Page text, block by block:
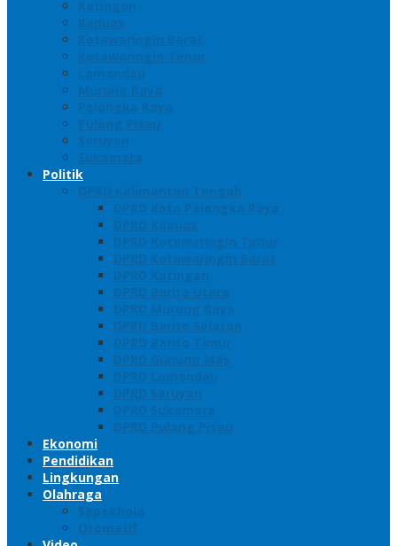
Katingan
Kapuas
Kotawaringin Barat
Kotawaringin Timur
Lamandau
Murung Raya
Palangka Raya
Pulang Pisau
Seruyan
Sukamara
Politik
DPRD Kalimantan Tengah
DPRD Kota Palangka Raya
DPRD Kapuas
DPRD Kotawaringin Timur
DPRD Kotawaringin Barat
DPRD Katingan
DPRD Barito Utara
DPRD Murung Raya
DPRD Barito Selatan
DPRD Barito Timur
DPRD Gunung Mas
DPRD Lamandau
DPRD Seruyan
DPRD Sukamara
DPRD Pulang Pisau
Ekonomi
Pendidikan
Lingkungan
Olahraga
Sepakbola
Otomatif